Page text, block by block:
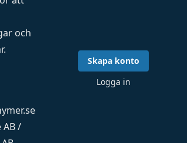
och
.
AB /
Skapa konto
Logga in